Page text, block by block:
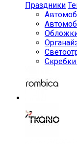
Праздники